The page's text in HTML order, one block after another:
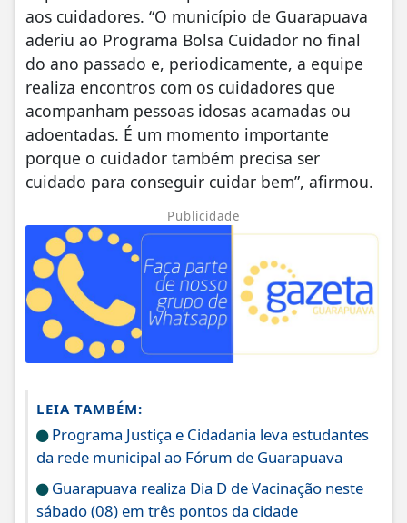
aos cuidadores. “O município de Guarapuava
aderiu ao Programa Bolsa Cuidador no final
do ano passado e, periodicamente, a equipe
realiza encontros com os cuidadores que
acompanham pessoas idosas acamadas ou
adoentadas. É um momento importante
porque o cuidador também precisa ser
cuidado para conseguir cuidar bem”, afirmou.
Publicidade
LEIA TAMBÉM:
Programa Justiça e Cidadania leva estudantes
da rede municipal ao Fórum de Guarapuava
Guarapuava realiza Dia D de Vacinação neste
sábado (08) em três pontos da cidade